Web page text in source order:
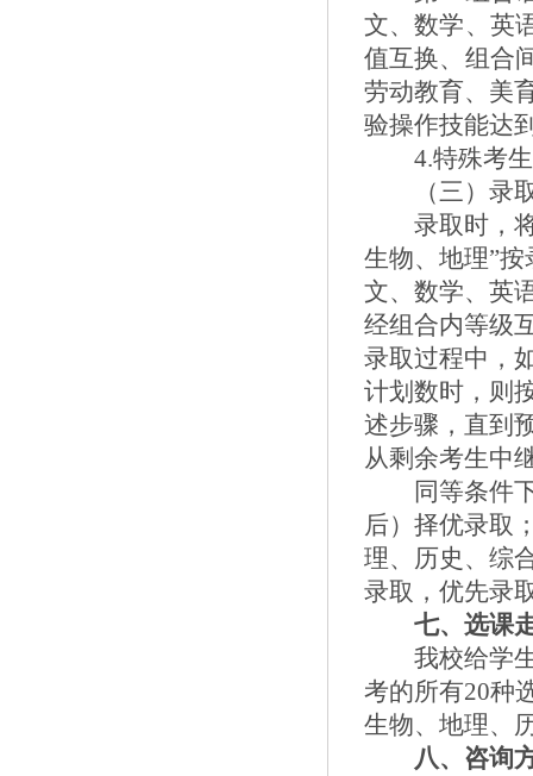
文、数学、英
值互换、组合
劳动教育、美
验操作技能达
4.特殊考
（三）录
录取时，
生物、地理”按
文、数学、英
经组合内等级
录取过程中，
计划数时，则
述步骤，直到
从剩余考生中
同等条件
后）择优录取
理、历史、综
录取，优先录
七、选课
我校给学
考的所有20种
生物、地理、
八、咨询